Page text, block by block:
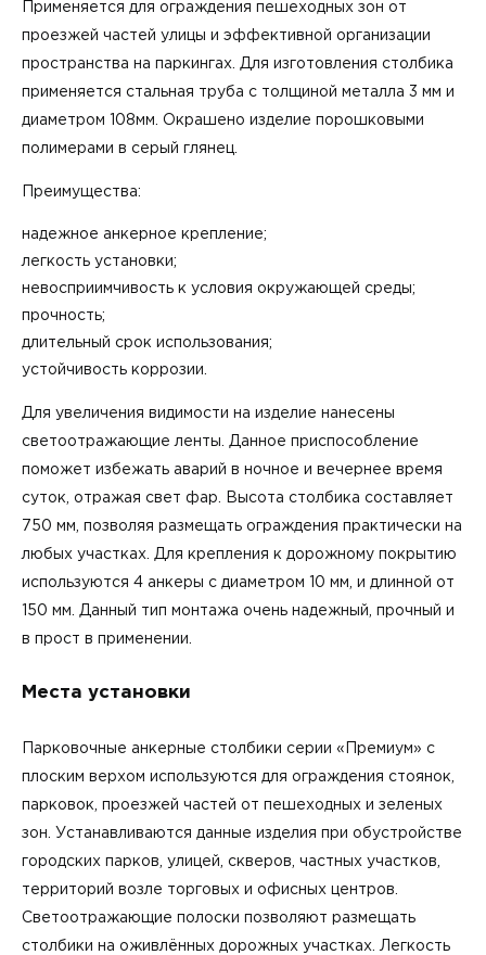
Применяется для ограждения пешеходных зон от
проезжей частей улицы и эффективной организации
пространства на паркингах. Для изготовления столбика
применяется стальная труба с толщиной металла 3 мм и
диаметром 108мм. Окрашено изделие порошковыми
полимерами в серый глянец.
Преимущества:
надежное анкерное крепление;
легкость установки;
невосприимчивость к условия окружающей среды;
прочность;
длительный срок использования;
устойчивость коррозии.
Для увеличения видимости на изделие нанесены
светоотражающие ленты. Данное приспособление
поможет избежать аварий в ночное и вечернее время
суток, отражая свет фар. Высота столбика составляет
750 мм, позволяя размещать ограждения практически на
любых участках. Для крепления к дорожному покрытию
используются 4 анкеры с диаметром 10 мм, и длинной от
150 мм. Данный тип монтажа очень надежный, прочный и
в прост в применении.
Места установки
Парковочные анкерные столбики серии «Премиум» с
плоским верхом используются для ограждения стоянок,
парковок, проезжей частей от пешеходных и зеленых
зон. Устанавливаются данные изделия при обустройстве
городских парков, улицей, скверов, частных участков,
территорий возле торговых и офисных центров.
Светоотражающие полоски позволяют размещать
столбики на оживлённых дорожных участках. Легкость